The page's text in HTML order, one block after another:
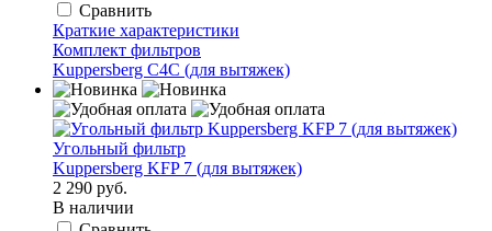
Сравнить
Краткие характеристики
Комплект фильтров
Kuppersberg С4С (для вытяжек)
Угольный фильтр
Kuppersberg KFP 7 (для вытяжек)
2 290 руб.
В наличии